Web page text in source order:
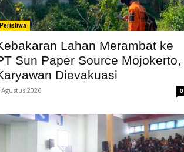
Peristiwa
Lahan Merambat ke
Sun Paper Source Mojokerto,
Dievakuasi
Agustus 2026 0